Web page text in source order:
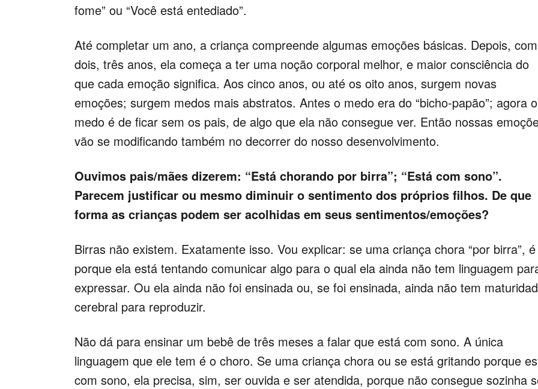
fome” ou “Você está entediado”.
Até completar um ano, a criança compreende algumas emoções básicas. Depois, com
dois, três anos, ela começa a ter uma noção corporal melhor, e maior consciência do
que cada emoção significa. Aos cinco anos, ou até os oito anos, surgem novas
emoções; surgem medos mais abstratos. Antes o medo era do “bicho-papão”; agora o
medo é de ficar sem os pais, de algo que ela não consegue ver. Então nossas
vão se modificando também no decorrer do nosso desenvolvimento.
Ouvimos pais/mães dizerem: “Está chorando por birra”; “Está com sono”.
Parecem justificar ou mesmo diminuir o sentimento dos próprios filhos. De que
forma as crianças podem ser acolhidas em seus sentimentos/emoções?
Birras não existem. Exatamente isso. Vou explicar: se uma criança chora “por birra”, é
porque ela está tentando comunicar algo para o qual ela ainda não tem linguagem
expressar. Ou ela ainda não foi ensinada ou, se foi ensinada, ainda não tem
cerebral para reproduzir.
Não dá para ensinar um bebê de três meses a falar que está com sono. A única
linguagem que ele tem é o choro. Se uma criança chora ou se está gritando porque
com sono, ela precisa, sim, ser ouvida e ser atendida, porque não consegue sozinha